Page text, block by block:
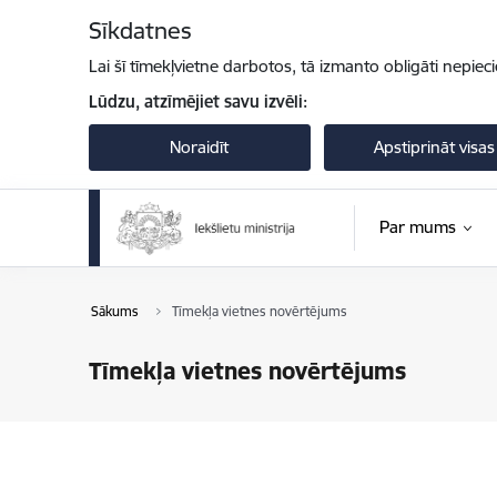
Sīkdatnes
Lai šī tīmekļvietne darbotos, tā izmanto obligāti
Lūdzu, atzīmējiet savu izvēli:
Noraidīt Apstiprināt visas
Par mums
Sākums Tīmekļa vietnes novērtējums
Tīmekļa vietnes novērtējums